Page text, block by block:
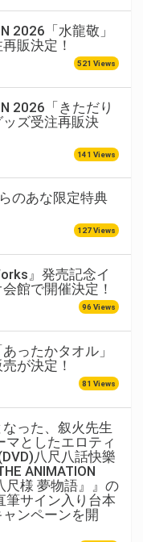
2026「水龍敬」
販決定！
521 Views
2026「きただり
ズ受注再販決
141 Views
のあな限定特典
127 Views
』発売記念イ
館で開催決定！
96 Views
ったかタオル」
が決定！
81 Views
った、叙火先生
マとしたエロティ
八尺八話快樂
ANIMATION
尺様 夢物語』』の
筆サイン入り台本
ンペーンを開